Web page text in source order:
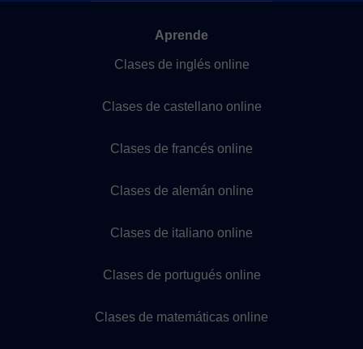
Aprende
Clases de inglés online
Clases de castellano online
Clases de francés online
Clases de alemán online
Clases de italiano online
Clases de portugués online
Clases de matemáticas online